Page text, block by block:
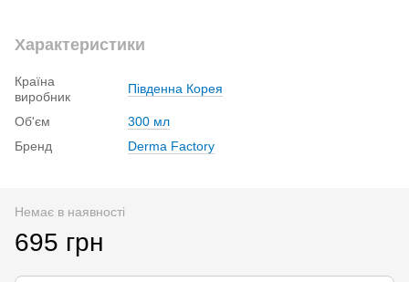
Характеристики
Країна
виробник
Південна Корея
Об'єм
300 мл
Бренд
Derma Factory
Немає в наявності
695 грн